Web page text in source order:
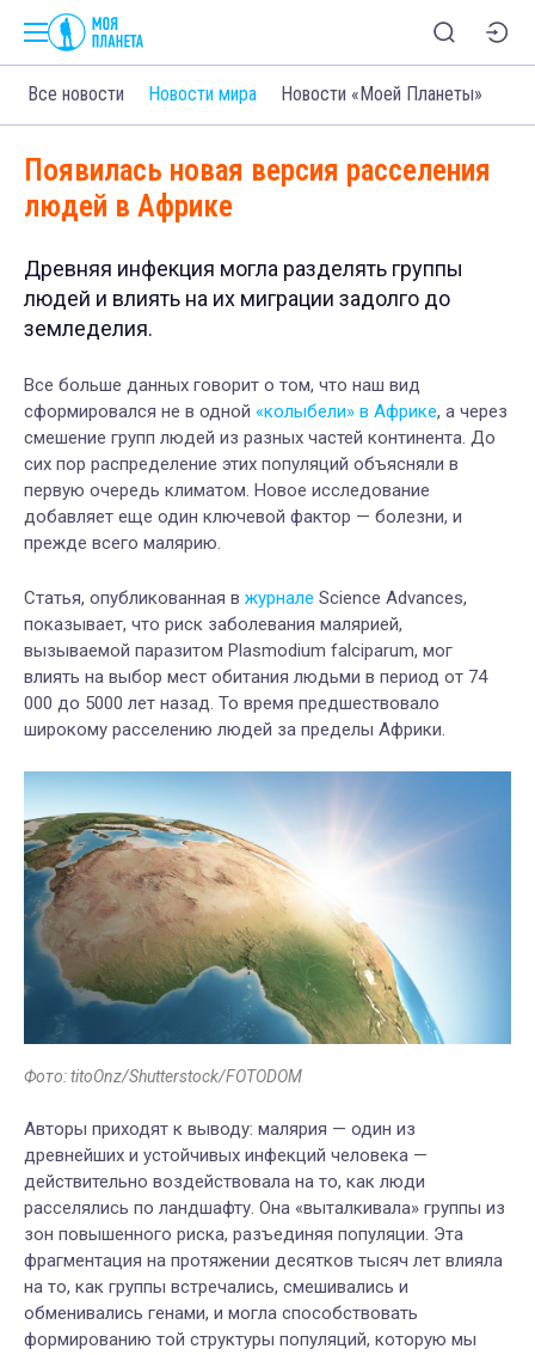
Все новости Новости мира Новости «Моей Планеты»
Появилась новая версия расселения
людей в Африке
Древняя инфекция могла разделять группы
людей и влиять на их миграции задолго до
земледелия.
Все больше данных говорит о том, что наш вид
сформировался не в одной «колыбели» в Африке, а через
смешение групп людей из разных частей континента. До
сих пор распределение этих популяций объясняли в
первую очередь климатом. Новое исследование
добавляет еще один ключевой фактор — болезни, и
прежде всего малярию.
Статья, опубликованная в журнале Science Advances,
показывает, что риск заболевания малярией,
вызываемой паразитом Plasmodium falciparum, мог
влиять на выбор мест обитания людьми в период от 74
000 до 5000 лет назад. То время предшествовало
широкому расселению людей за пределы Африки.
Фото: titoOnz/Shutterstock/FOTODOM
Авторы приходят к выводу: малярия — один из
древнейших и устойчивых инфекций человека —
действительно воздействовала на то, как люди
расселялись по ландшафту. Она «выталкивала» группы из
зон повышенного риска, разъединяя популяции. Эта
фрагментация на протяжении десятков тысяч лет влияла
на то, как группы встречались, смешивались и
обменивались генами, и могла способствовать
формированию той структуры популяций, которую мы